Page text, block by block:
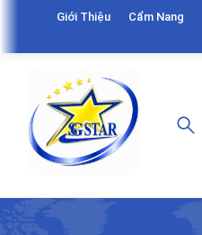
Giới Thiệu Cẩm Nang